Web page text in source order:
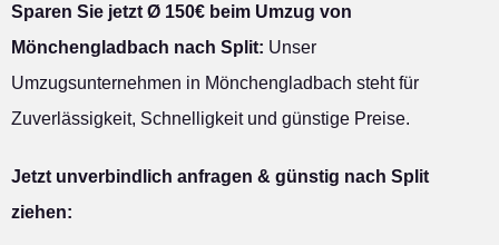
Sparen Sie jetzt Ø 150€ beim Umzug von
Mönchengladbach nach Split: Unser
Umzugsunternehmen in Mönchengladbach steht für
Zuverlässigkeit, Schnelligkeit und günstige Preise.
Jetzt unverbindlich anfragen & günstig nach Split
ziehen: